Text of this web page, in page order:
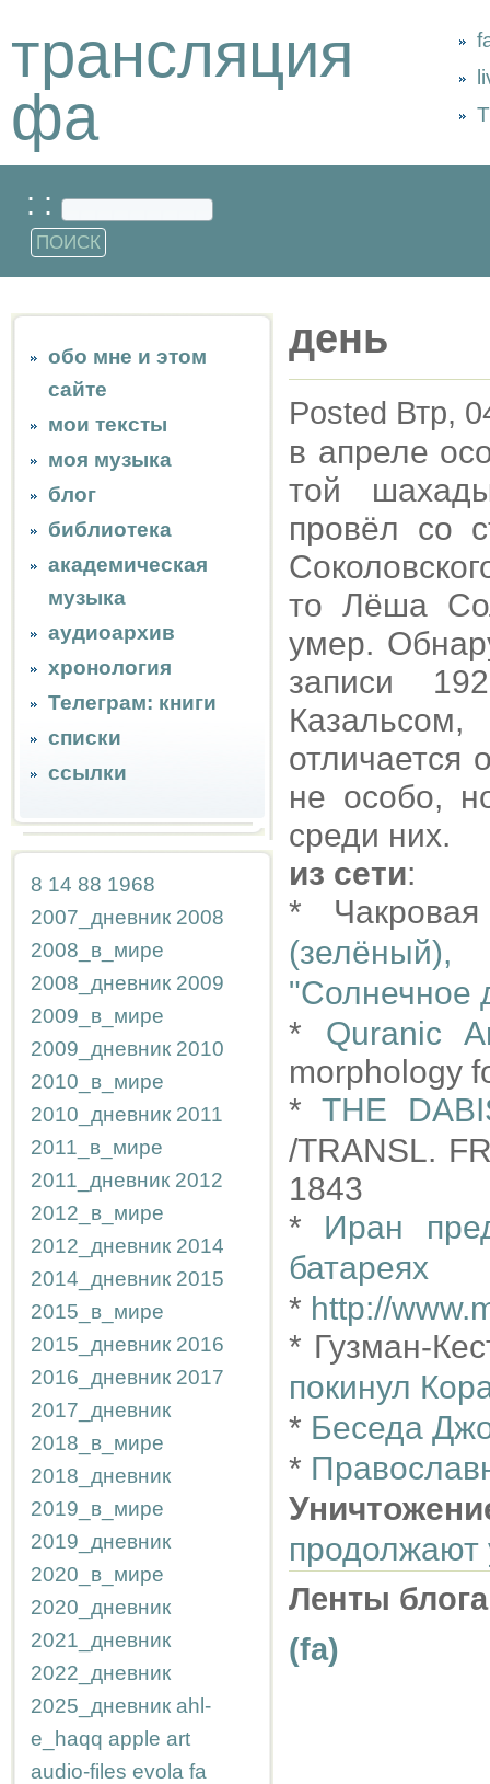
трансляция
фа
: :
обо мне и этом
сайте
мои тексты
моя музыка
блог
библиотека
академическая
музыка
аудиоархив
хронология
Телеграм: книги
списки
ссылки
8 14 88 1968
2007_дневник 2008
2008_в_мире
2008_дневник 2009
2009_в_мире
2009_дневник 2010
2010_в_мире
2010_дневник 2011
2011_в_мире
2011_дневник 2012
2012_в_мире
2012_дневник 2014
2014_дневник 2015
2015_в_мире
2015_дневник 2016
2016_дневник 2017
2017_дневник
2018_в_мире
2018_дневник
2019_в_мире
2019_дневник
2020_в_мире
2020_дневник
2021_дневник
2022_дневник
2025_дневник ahl-
e_haqq apple art
audio-files evola fa
день
Posted Втр,
в апреле
той
провёл со
то Лёша
умер.
записи
отличается
не особо,
среди них.
из сети:
*
"Солнечное
* Quranic
morphology
* THE
/TRANSL.
1843
* Иран
батареях
* http://
* Гузман-
покинул
* Беседа
*
продолжают
Ленты
(fa)